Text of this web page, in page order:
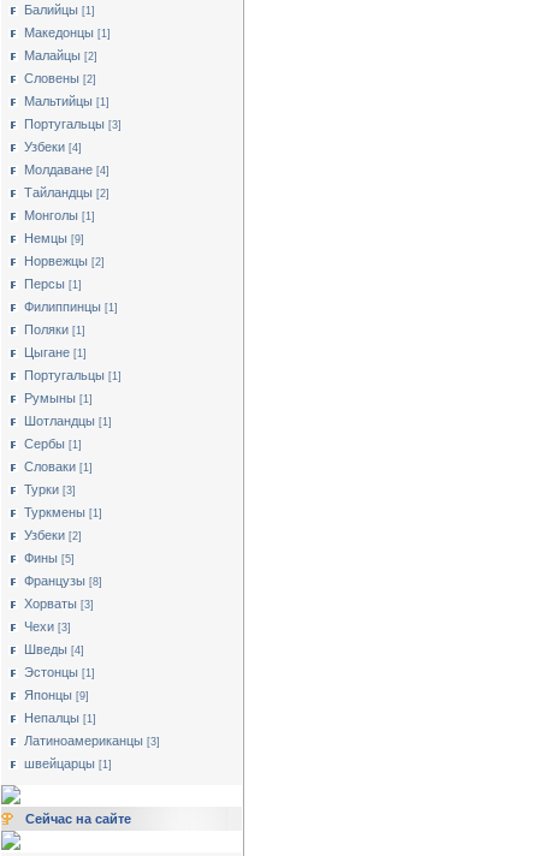
Балийцы [1]
Македонцы [1]
Малайцы [2]
Словены [2]
Мальтийцы [1]
Португальцы [3]
Узбеки [4]
Молдаване [4]
Тайландцы [2]
Монголы [1]
Немцы [9]
Норвежцы [2]
Персы [1]
Филиппинцы [1]
Поляки [1]
Цыгане [1]
Португальцы [1]
Румыны [1]
Шотландцы [1]
Сербы [1]
Словаки [1]
Турки [3]
Туркмены [1]
Узбеки [2]
Фины [5]
Французы [8]
Хорваты [3]
Чехи [3]
Шведы [4]
Эстонцы [1]
Японцы [9]
Непалцы [1]
Латиноамериканцы [3]
швейцарцы [1]
Сейчас на сайте